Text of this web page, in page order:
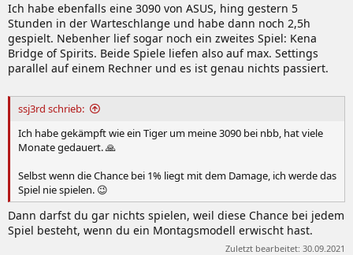
Ich habe ebenfalls eine 3090 von ASUS, hing gestern 5
Stunden in der Warteschlange und habe dann noch 2,5h
gespielt. Nebenher lief sogar noch ein zweites Spiel: Kena
Bridge of Spirits. Beide Spiele liefen also auf max. Settings
parallel auf einem Rechner und es ist genau nichts passiert.
ssj3rd schrieb:
Ich habe gekämpft wie ein Tiger um meine 3090 bei nbb, hat viele
Monate gedauert. 🙏
Selbst wenn die Chance bei 1% liegt mit dem Damage, ich werde das
Spiel nie spielen. 😉
Dann darfst du gar nichts spielen, weil diese Chance bei jedem
Spiel besteht, wenn du ein Montagsmodell erwischt hast.
Zuletzt bearbeitet: 30.09.2021